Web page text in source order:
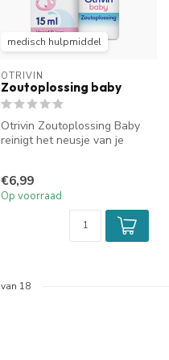
medisch hulpmiddel
OTRIVIN
Zoutoplossing baby
Otrivin Zoutoplossing Baby
reinigt het neusje van je
€6,99
Op voorraad
van 18